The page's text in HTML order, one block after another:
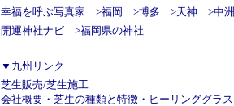
幸福を呼ぶ写真家 >福岡 >博多 >天神 >中洲
開運神社ナビ >福岡県の神社
▼九州リンク
芝生販売/芝生施工
会社概要 ・ 芝生の種類と特徴 ・ ヒーリンググラス